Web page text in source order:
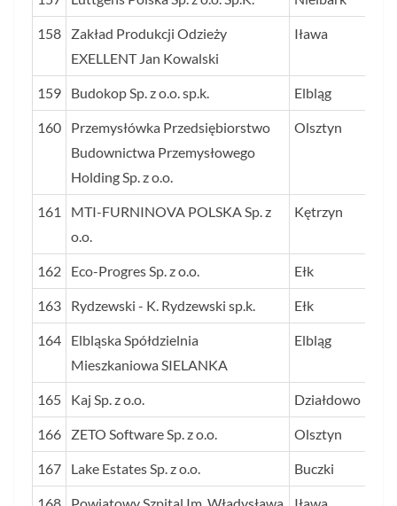
158
Zakład Produkcji Odzieży
EXELLENT Jan Kowalski
Iława
159 Budokop Sp. z o.o. sp.k. Elbląg
160
Przemysłówka Przedsiębiorstwo
Budownictwa Przemysłowego
Holding Sp. z o.o.
Olsztyn
161
MTI-FURNINOVA POLSKA Sp. z
o.o.
Kętrzyn
162 Eco-Progres Sp. z o.o. Ełk
163 Rydzewski - K. Rydzewski sp.k. Ełk
164
Elbląska Spółdzielnia
Mieszkaniowa SIELANKA
Elbląg
165 Kaj Sp. z o.o. Działdowo
166 ZETO Software Sp. z o.o. Olsztyn
167 Lake Estates Sp. z o.o. Buczki